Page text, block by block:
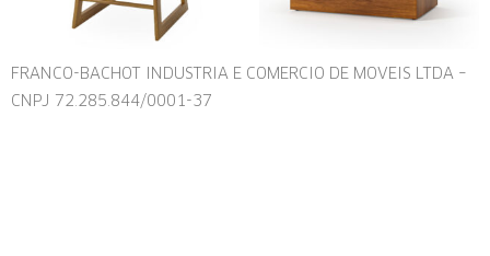
FRANCO-BACHOT INDUSTRIA E COMERCIO DE MOVEIS LTDA –
CNPJ 72.285.844/0001-37